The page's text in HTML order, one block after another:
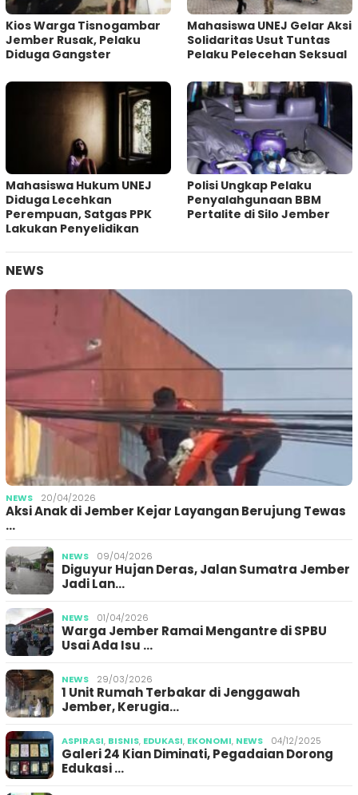
Kios Warga Tisnogambar
Jember Rusak, Pelaku
Diduga Gangster
Mahasiswa UNEJ Gelar Aksi
Solidaritas Usut Tuntas
Pelaku Pelecehan Seksual
Mahasiswa Hukum UNEJ
Diduga Lecehkan
Perempuan, Satgas PPK
Lakukan Penyelidikan
Polisi Ungkap Pelaku
Penyalahgunaan BBM
Pertalite di Silo Jember
NEWS
NEWS 20/04/2026
Aksi Anak di Jember Kejar Layangan Berujung Tewas
…
NEWS 09/04/2026
Diguyur Hujan Deras, Jalan Sumatra Jember
Jadi Lan…
NEWS 01/04/2026
Warga Jember Ramai Mengantre di SPBU
Usai Ada Isu …
NEWS 29/03/2026
1 Unit Rumah Terbakar di Jenggawah
Jember, Kerugia…
ASPIRASI, BISNIS, EDUKASI, EKONOMI, NEWS 04/12/2025
Galeri 24 Kian Diminati, Pegadaian Dorong
Edukasi …